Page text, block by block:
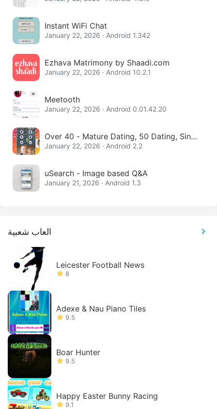
Instant WiFi Chat
January 22, 2026 · Android 1.342
Ezhava Matrimony by Shaadi.com
January 22, 2026 · Android 10.2.1
Meetooth
January 22, 2026 · Android 0.01.42.20
Over 40 - Mature Dating, 50 Dating, Singl
e Women
January 22, 2026 · Android 2.2
uSearch - Image based Q&A
January 21, 2026 · Android 1.3
العاب شعبية
Leicester Football News
8
Adexe & Nau Piano Tiles
9.5
Boar Hunter
9.5
Happy Easter Bunny Racing
9.1